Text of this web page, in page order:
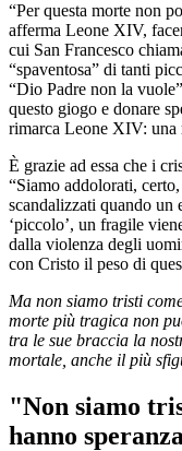
“Per questa morte non
afferma Leone XIV,
cui San Francesco
“spaventosa” di tanti
“Dio Padre non la
questo giogo e donare
rimarca Leone XIV: una
È grazie ad essa che i
“Siamo addolorati,
scandalizzati quando un
‘piccolo’, un fragile
dalla violenza degli
con Cristo il peso di
Ma non siamo tristi
morte più tragica non
tra le sue braccia la
mortale, anche il più
"Non siamo
hanno